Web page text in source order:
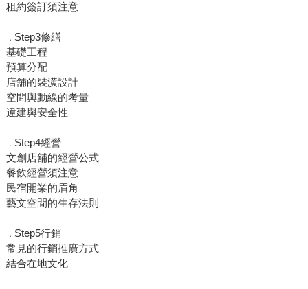
租約簽訂須注意
． Step3修繕
基礎工程
預算分配
店舖的裝潢設計
空間與動線的考量
違建與安全性
． Step4經營
文創店舖的經營公式
餐飲經營須注意
民宿開業的眉角
藝文空間的生存法則
． Step5行銷
常見的行銷推廣方式
結合在地文化